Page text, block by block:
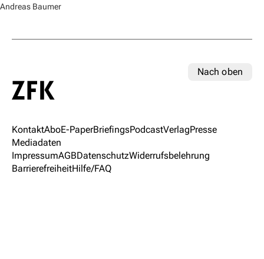
Andreas Baumer
Nach oben
KontaktAboE-PaperBriefingsPodcastVerlagPresse
Mediadaten
ImpressumAGBDatenschutzWiderrufsbelehrung
BarrierefreiheitHilfe/FAQ